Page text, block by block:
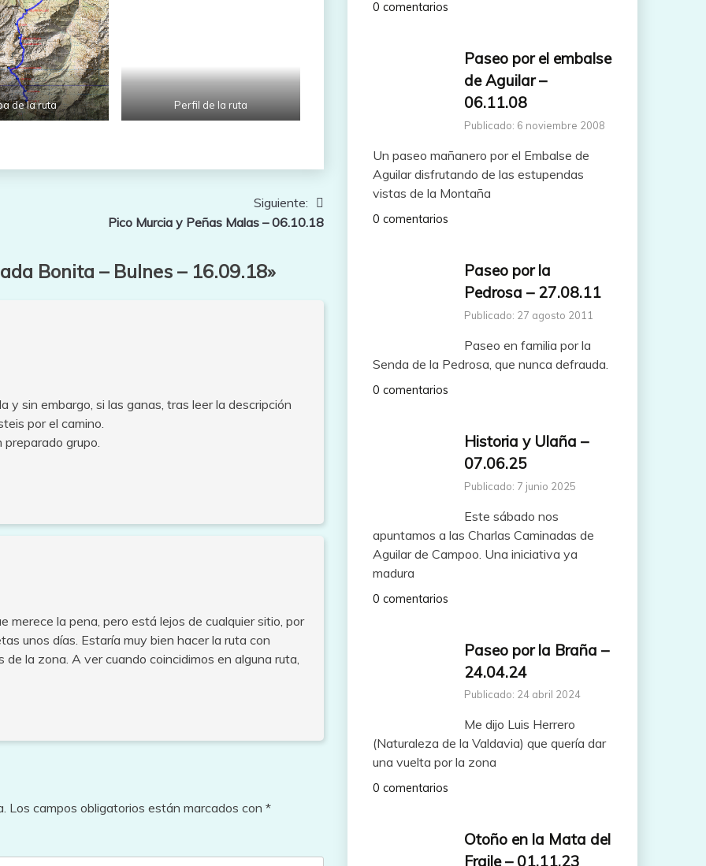
de la ruta Perfil de la ruta
Siguiente:
Pico Murcia y Peñas Malas – 06.10.18
Bonita – Bulnes – 16.09.18»
y sin embargo, si las ganas, tras leer la descripción
por el camino.
preparado grupo.
merece la pena, pero está lejos de cualquier sitio, por
unos días. Estaría muy bien hacer la ruta con
la zona. A ver cuando coincidimos en alguna ruta,
Los campos obligatorios están marcados con *
0 comentarios
Paseo por el embalse
de Aguilar –
06.11.08
Publicado: 6 noviembre 2008
Un paseo mañanero por el Embalse de
Aguilar disfrutando de las estupendas
vistas de la Montaña
0 comentarios
Paseo por la
Pedrosa – 27.08.11
Publicado: 27 agosto 2011
Paseo en familia por la
Senda de la Pedrosa, que nunca defrauda.
0 comentarios
Historia y Ulaña –
07.06.25
Publicado: 7 junio 2025
Este sábado nos
apuntamos a las Charlas Caminadas de
Aguilar de Campoo. Una iniciativa ya
madura
0 comentarios
Paseo por la Braña –
24.04.24
Publicado: 24 abril 2024
Me dijo Luis Herrero
(Naturaleza de la Valdavia) que quería dar
una vuelta por la zona
0 comentarios
Otoño en la Mata del
Fraile – 01.11.23